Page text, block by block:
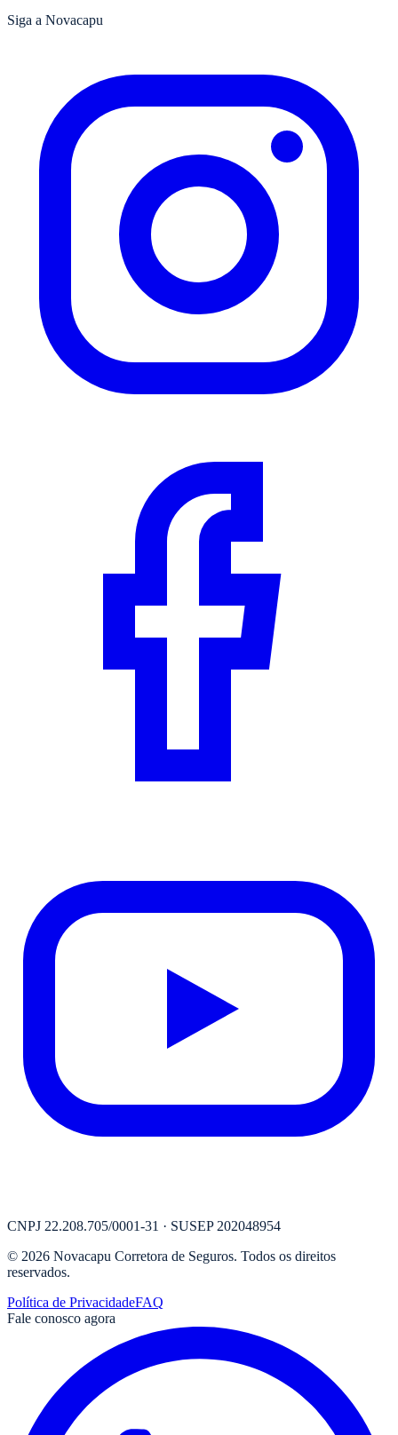
Siga a Novacapu
CNPJ 22.208.705/0001-31 · SUSEP 202048954
© 2026 Novacapu Corretora de Seguros. Todos os direitos
reservados.
Política de PrivacidadeFAQ
Fale conosco agora